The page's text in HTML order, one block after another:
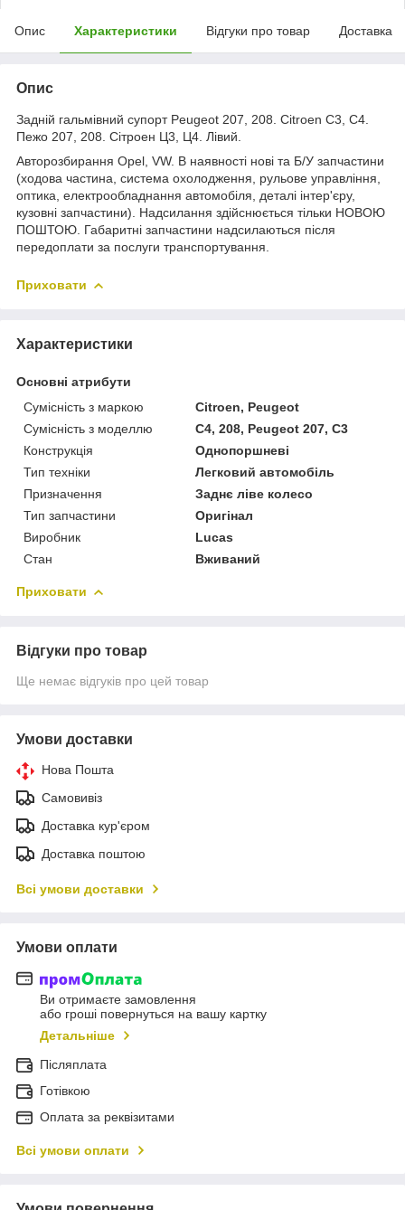
Опис Характеристики Відгуки про товар Доставка
Опис
Задній гальмівний супорт Peugeot 207, 208. Citroen C3, C4.
Пежо 207, 208. Сітроен Ц3, Ц4. Лівий.
Авторозбирання Opel, VW. В наявності нові та Б/У запчастини
(ходова частина, система охолодження, рульове управління,
оптика, електрообладнання автомобіля, деталі інтер'єру,
кузовні запчастини). Надсилання здійснюється тільки НОВОЮ
ПОШТОЮ. Габаритні запчастини надсилаються після
передоплати за послуги транспортування.
Приховати
Характеристики
Основні атрибути
Сумісність з маркою
Citroen, Peugeot
Сумісність з моделлю
C4, 208, Peugeot 207, C3
Конструкція
Однопоршневі
Тип техніки
Легковий автомобіль
Призначення
Заднє ліве колесо
Тип запчастини
Оригінал
Виробник
Lucas
Стан
Вживаний
Приховати
Відгуки про товар
Ще немає відгуків про цей товар
Умови доставки
Нова Пошта
Самовивіз
Доставка кур'єром
Доставка поштою
Всі умови доставки
Умови оплати
Ви отримаєте замовлення
або гроші повернуться на вашу картку
Детальніше
Післяплата
Готівкою
Оплата за реквізитами
Всі умови оплати